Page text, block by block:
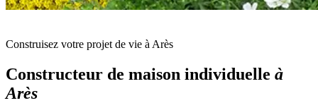
Construisez votre projet de vie à Arès
Constructeur de maison individuelle à
Arès